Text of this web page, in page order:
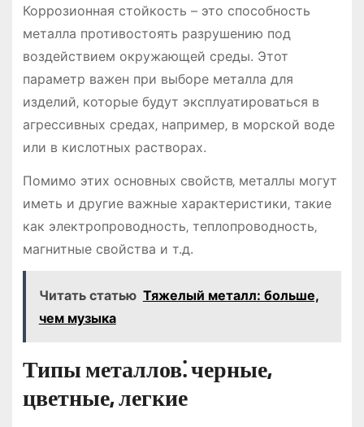
Коррозионная стойкость – это способность
металла противостоять разрушению под
воздействием окружающей среды. Этот
параметр важен при выборе металла для
изделий‚ которые будут эксплуатироваться в
агрессивных средах‚ например‚ в морской воде
или в кислотных растворах.
Помимо этих основных свойств‚ металлы могут
иметь и другие важные характеристики‚ такие
как электропроводность‚ теплопроводность‚
магнитные свойства и т.д.
Читать статью Тяжелый металл: больше,
чем музыка
Типы металлов⁚ черные‚
цветные‚ легкие